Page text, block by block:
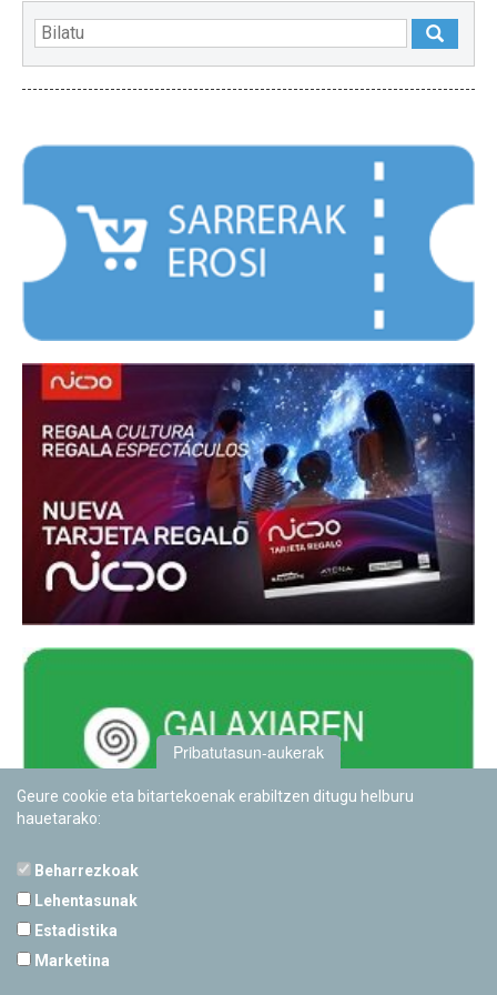
Pribatutasun-aukerak
Geure cookie eta bitartekoenak erabiltzen ditugu helburu
hauetarako:
Beharrezkoak
Lehentasunak
Estadistika
Marketina